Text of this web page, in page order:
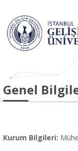
Genel
Kurum Bilgileri: